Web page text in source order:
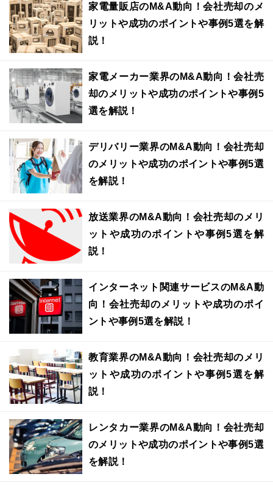
家電量販店のM&A動向！会社売却のメ
リットや成功のポイントや事例5選を解
説！
家電メーカー業界のM&A動向！会社売
却のメリットや成功のポイントや事例5
選を解説！
デリバリー業界のM&A動向！会社売却
のメリットや成功のポイントや事例5選
を解説！
放送業界のM&A動向！会社売却のメリ
ットや成功のポイントや事例5選を解
説！
インターネット関連サービスのM&A動
向！会社売却のメリットや成功のポイ
ントや事例5選を解説！
教育業界のM&A動向！会社売却のメリ
ットや成功のポイントや事例5選を解
説！
レンタカー業界のM&A動向！会社売却
のメリットや成功のポイントや事例5選
を解説！